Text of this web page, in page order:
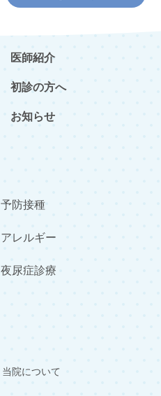
医師紹介
初診の方へ
お知らせ
予防接種
アレルギー
夜尿症診療
当院について